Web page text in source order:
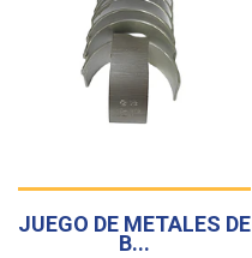
JUEGO DE METALES DE
B...